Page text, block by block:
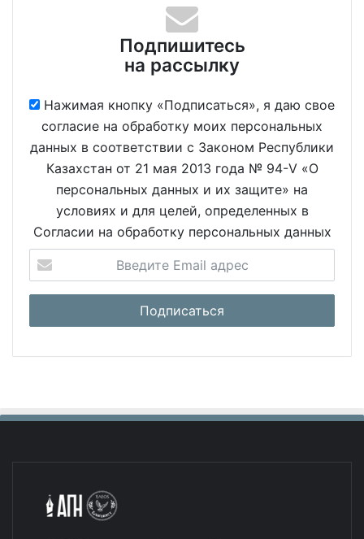
Подпишитесь
на рассылку
Нажимая кнопку «Подписаться», я даю свое
согласие на обработку моих персональных
данных в соответствии с Законом Республики
Казахстан от 21 мая 2013 года № 94-V «О
персональных данных и их защите» на
условиях и для целей, определенных в
Согласии на обработку персональных данных